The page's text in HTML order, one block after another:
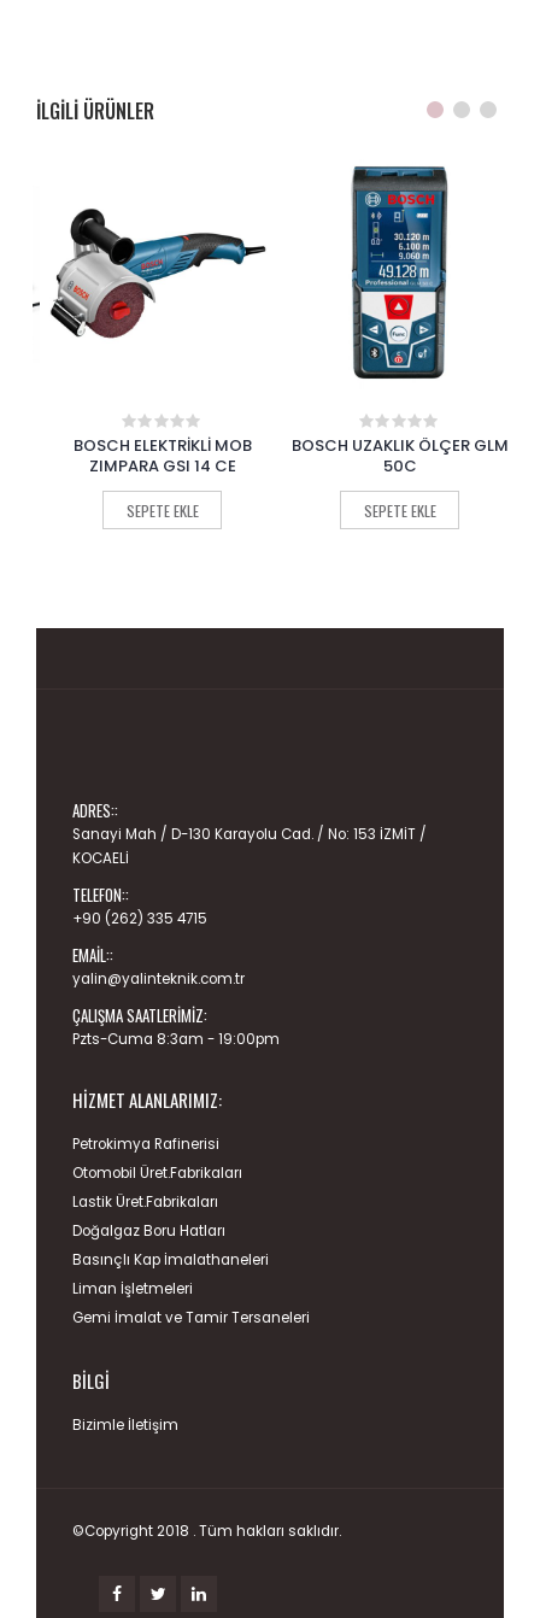
ILGILI ÜRÜNLER
0
out
of
5
BOSCH ELEKTRİKLİ MOB
ZIMPARA GSI 14 CE
SEPETE EKLE
0
5
BOSCH UZAKLIK ÖLÇER GLM
50C
SEPETE EKLE
ADRES::
Sanayi Mah / D-130 Karayolu Cad. / No: 153 İZMİT /
KOCAELİ
TELEFON::
+90 (262) 335 4715
EMAIL::
yalin@yalinteknik.com.tr
ÇALIŞMA SAATLERIMIZ:
Pzts-Cuma 8:3am - 19:00pm
HIZMET ALANLARIMIZ:
Petrokimya Rafinerisi
Otomobil Üret.Fabrikaları
Lastik Üret.Fabrikaları
Doğalgaz Boru Hatları
Basınçlı Kap İmalathaneleri
Liman İşletmeleri
Gemi İmalat ve Tamir Tersaneleri
BILGI
Bizimle İletişim
©Copyright 2018 . Tüm hakları saklıdır.